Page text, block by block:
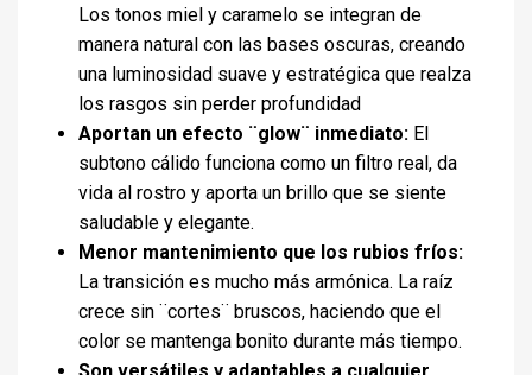
Los tonos miel y caramelo se integran de
manera natural con las bases oscuras, creando
una luminosidad suave y estratégica que realza
los rasgos sin perder profundidad
Aportan un efecto ¨glow¨ inmediato: El
subtono cálido funciona como un filtro real, da
vida al rostro y aporta un brillo que se siente
saludable y elegante.
Menor mantenimiento que los rubios fríos:
La transición es mucho más armónica. La raíz
crece sin ¨cortes¨ bruscos, haciendo que el
color se mantenga bonito durante más tiempo.